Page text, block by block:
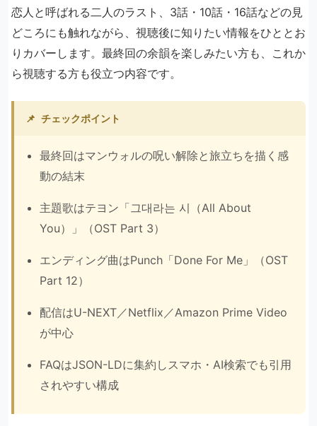
恋人と呼ばれる二人のラスト、3話・10話・16話などの見
どころにも触れながら、視聴後に知りたい情報をひととお
りカバーします。最終回の余韻を楽しみたい方も、これか
ら視聴する方も役立つ内容です。
📌 チェックポイント
最終回はマンウォルの呪い解除と旅立ちを描く感
動の結末
主題歌はテヨン「그대라는 시（All About
You）」（OST Part 3）
エンディング曲はPunch「Done For Me」（OST
Part 12）
配信はU-NEXT／Netflix／Amazon Prime Video
が中心
FAQはJSON-LDに集約しスマホ・AI検索でも引用
されやすい構成